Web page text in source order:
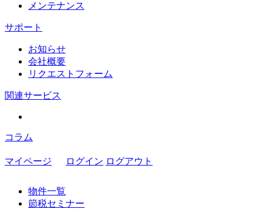
メンテナンス
サポート
お知らせ
会社概要
リクエストフォーム
関連サービス
コラム
マイページ ログイン ログアウト
物件一覧
節税セミナー